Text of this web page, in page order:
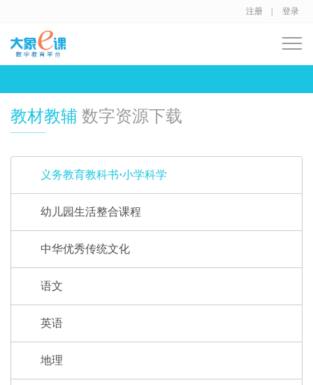
注册 | 登录
教材教辅 数字资源下载
义务教育教科书·小学科学
幼儿园生活整合课程
中华优秀传统文化
语文
英语
地理